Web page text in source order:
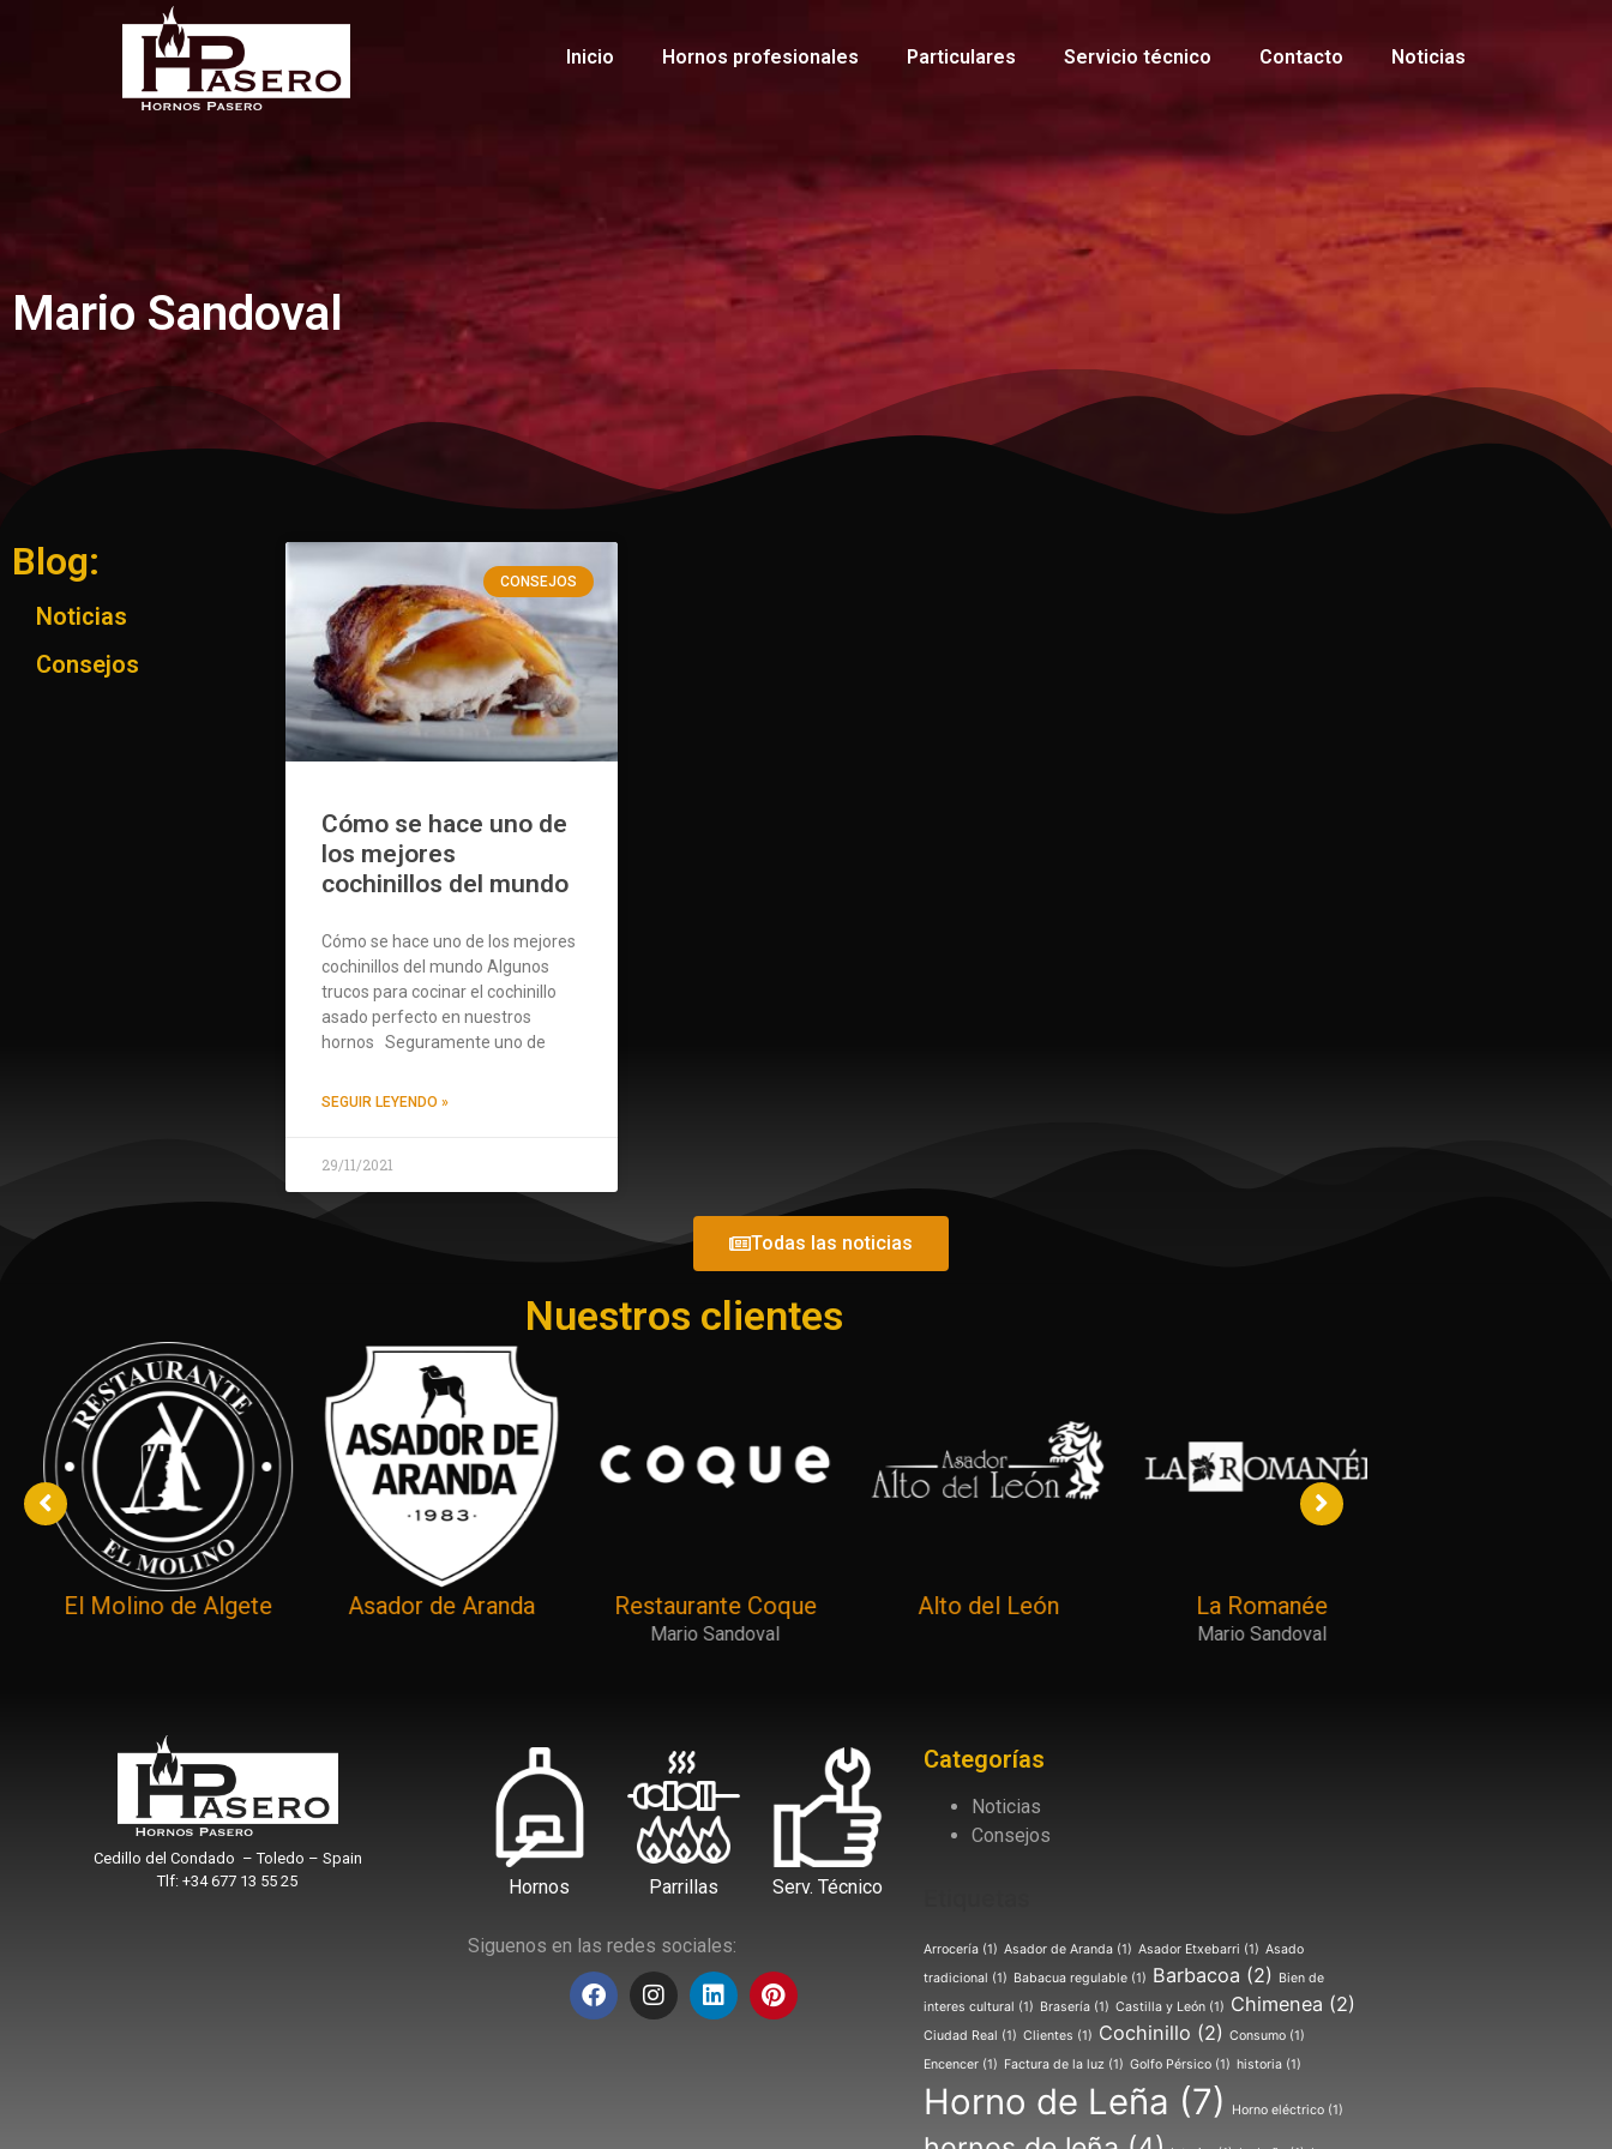
Inicio Hornos profesionales Particulares Servicio técnico Contacto Noticias
Mario Sandoval
Blog:
Noticias
Consejos
CONSEJOS
Cómo se hace uno de
los mejores
cochinillos del mundo
Cómo se hace uno de los mejores
cochinillos del mundo Algunos
trucos para cocinar el cochinillo
asado perfecto en nuestros
hornos Seguramente uno de
SEGUIR LEYENDO »
29/11/2021
Todas las noticias
Nuestros clientes
El Molino de Algete Asador de Aranda Restaurante Coque
Mario Sandoval
Alto del León La Romanée
Mario Sandoval
Cedillo del Condado – Toledo – Spain
Tlf:+34 677 13 55 25 Hornos Parrillas Serv. Técnico
Siguenos en las redes sociales:
Categorías
Noticias
Consejos
Arrocería(1) Asador de Aranda(1) Asador Etxebarri (1) Asado
tradicional (1) Babacua regulable(1) Barbacoa (2)
Bien de
interes cultural (1) Brasería(1) Castilla y León(1) Chimenea (2)
Ciudad Real (1) Clientes (1) Cochinillo (2) Consumo(1)
Encencer(1) Factura de la luz(1) Golfo Pérsico(1) historia(1)
Horno de Leña (7) Horno eléctrico(1)